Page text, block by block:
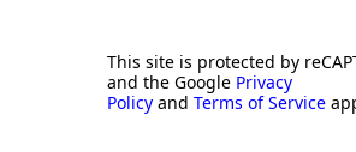
This site is protected by
and the Google Privacy
Policy and Terms of Service